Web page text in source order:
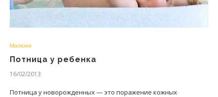
Малюки
Потница у ребенка
16/02/2013
Потница у новорожденных — это поражение кожных